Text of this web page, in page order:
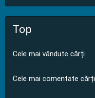
Top
Cele mai vândute cărți
Cele mai comentate cărți